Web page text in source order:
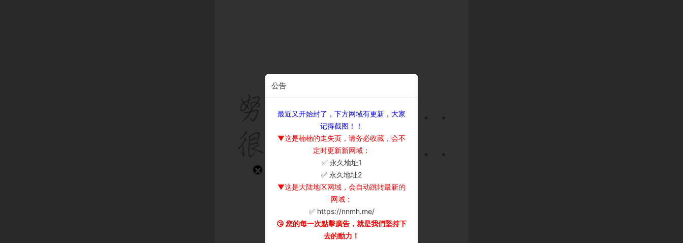
公告
最近又开始封了，下方网域有更新，大家
记得截图！！
▼这是楠楠的走失页，请务必收藏，会不
定时更新新网域：
✅ 永久地址1
✅ 永久地址2
▼这是大陆地区网域，会自动跳转最新的
网域：
✅ https://nnmh.me/
😘 您的每一次點擊廣告，就是我們堅持下
去的動力！
×